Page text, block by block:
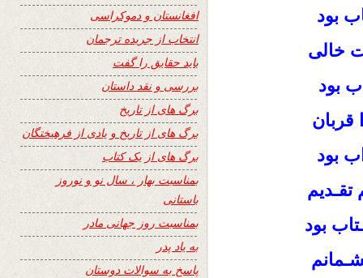
بود
خالی
بود
قربان
بود
بود
افغانستان و دموکراسی
انتخاب از جریده ترجمان
باید حقایق را گفت
بررسی و نقد داستان
برگ های از تاریخ
برگ های از تاریخ و یادی از فرهیختگان
برگ های از یک کتاب
بمناسبت بهار ، سال نو و نوروز
باستانی
بمناسبت روز جهانی مادر
به یاد پدر
پاسخ به سوالات دوستان